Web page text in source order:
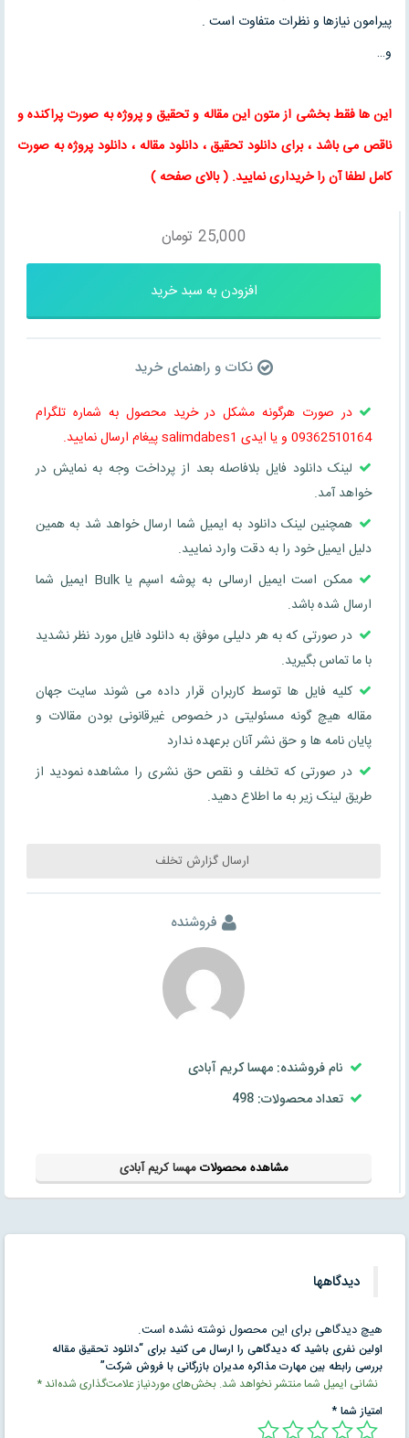
پيرامون نيازها و نظرات متفاوت است .
و…
این ها فقط بخشی از متون اینمقاله وتحقیق و پروژه به صورت پراکنده و
ناقص می باشد ، برای دانلود تحقیق ،دانلود مقاله ، دانلود پروژه به صورت
کامل لطفا آن را خریداری نمایید. (بالای صفحه)
25,000 تومان
افزودن به سبد خرید
نکات و راهنمای خرید
در صورت هرگونه مشکل در خرید محصول به شماره تلگرام
09362510164 و یا ایدی salimdabes1 پیغام ارسال نمایید.
لینک دانلود فایل بلافاصله بعد از پرداخت وجه به نمایش در
خواهد آمد.
همچنین لینک دانلود به ایمیل شما ارسال خواهد شد به همین
دلیل ایمیل خود را به دقت وارد نمایید.
ممکن است ایمیل ارسالی به پوشه اسپم یا Bulk ایمیل شما
ارسال شده باشد.
در صورتی که به هر دلیلی موفق به دانلود فایل مورد نظر نشدید
با ما تماس بگیرید.
کلیه فایل ها توسط کاربران قرار داده می شوند سایت جهان
مقاله هیچ گونه مسئولیتی در خصوص غیرقانونی بودن مقالات و
پایان نامه ها و حق نشر آنان برعهده ندارد
در صورتی که تخلف و نقص حق نشری را مشاهده نمودید از
طریق لینک زیر به ما اطلاع دهید.
ارسال گزارش تخلف
فروشنده
نام فروشنده: مهسا کریم آبادی
تعداد محصولات: 498
مشاهده محصولاتمهسا کریم آبادی
دیدگاهها
هیچ دیدگاهی برای این محصول نوشته نشده است.
اولین نفری باشید که دیدگاهی را ارسال می کنید برای “دانلود تحقیق مقاله
بررسی رابطه بين مهارت مذاكره مديران بازرگانی با فروش شركت”
نشانی ایمیل شما منتشر نخواهد شد. بخش‌های موردنیاز علامت‌گذاری شده‌اند*
امتیاز شما*